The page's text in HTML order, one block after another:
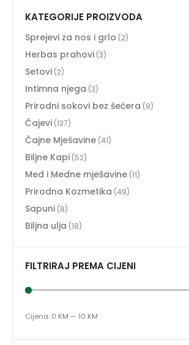
KATEGORIJE PROIZVODA
Sprejevi za nos i grlo (2)
Herbas prahovi (3)
Setovi (2)
Intimna njega (3)
Prirodni sokovi bez šećera (9)
Čajevi (137)
Čajne Mješavine (41)
Biljne Kapi (52)
Med i Medne mješavine (11)
Prirodna Kozmetika (49)
Sapuni (8)
Biljna ulja (18)
FILTRIRAJ PREMA CIJENI
Cijena: 0 KM — 10 KM